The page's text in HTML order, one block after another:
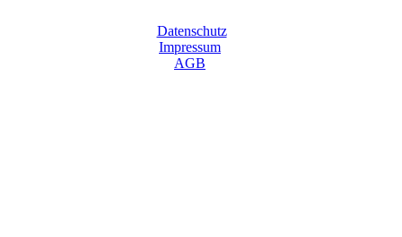
Datenschutz
Impressum
AGB